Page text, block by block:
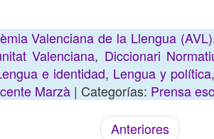
Valenciana de la Llengua (AVL)
Valenciana, Diccionari
e identidad, Lengua y política,
Marzà | Categorías: Prensa
Anteriores